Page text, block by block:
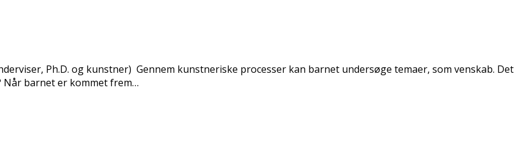
Ph.D. og kunstner) Gennem kunstneriske processer kan barnet undersøge temaer, som venskab. Det
barnet er kommet frem…